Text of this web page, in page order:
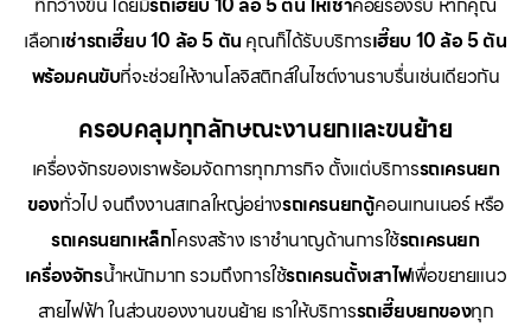
เลือกเช่ารถเฮี๊ยบ 10 ล้อ 5 ตัน คุณก็ได้รับบริการเฮี๊ยบ 10 ล้อ 5 ตัน
พร้อมคนขับที่จะช่วยให้งานโลจิสติกส์ในไซต์งานราบรื่นเช่นเดียวกัน
ครอบคลุมทุกลักษณะงานยกและขนย้าย
เครื่องจักรของเราพร้อมจัดการทุกภารกิจ ตั้งแต่บริการรถเครนยก
ของทั่วไป จนถึงงานสเกลใหญ่อย่างรถเครนยกตู้คอนเทนเนอร์ หรือ
รถเครนยกเหล็กโครงสร้าง เราชำนาญด้านการใช้รถเครนยก
เครื่องจักรน้ำหนักมาก รวมถึงการใช้รถเครนตั้งเสาไฟเพื่อขยายแนว
สายไฟฟ้า ในส่วนของงานขนย้าย เราให้บริการรถเฮี๊ยบยกของทุก